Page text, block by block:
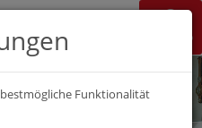
Job Map
Funktionalität